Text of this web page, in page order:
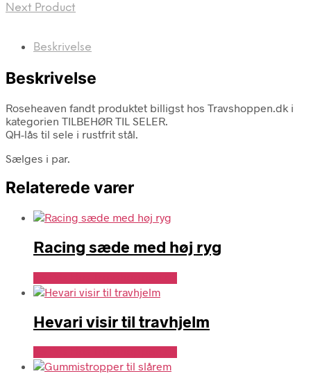
Next Product
Beskrivelse
Beskrivelse
Roseheaven fandt produktet billigst hos Travshoppen.dk i
kategorien TILBEHØR TIL SELER.
QH-lås til sele i rustfrit stål.
Sælges i par.
Relaterede varer
Racing sæde med høj ryg
Hevari visir til travhjelm